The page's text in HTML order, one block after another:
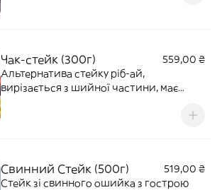
Чак-стейк (300г)
559,00 ₴
Альтернатива стейку ріб-ай,
вирізається з шийної частини, має
Свинний Стейк (500г)
519,00 ₴
Стейк зі свинного ошийка з гострою